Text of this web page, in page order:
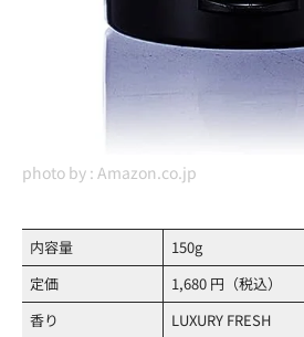
photo by : Amazon.co.jp
内容量
150g
定価
1,680 円（税込）
香り
LUXURY FRESH